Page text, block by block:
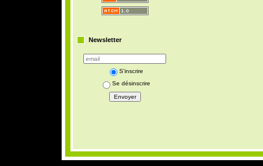
Newsletter
S'inscrire
Se désinscrire